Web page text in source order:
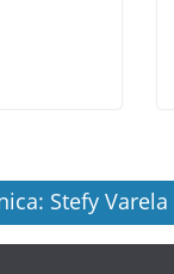
Stefy Varela